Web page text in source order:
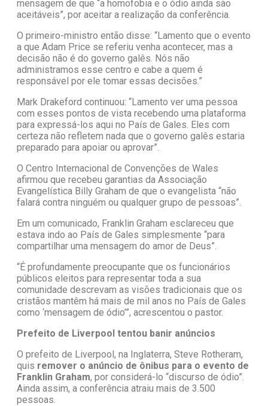
mensagem de que “a homofobia e o ódio ainda são
aceitáveis”, por aceitar a realização da conferência.
O primeiro-ministro então disse: “Lamento que o evento
a que Adam Price se referiu venha acontecer, mas a
decisão não é do governo galês. Nós não
administramos esse centro e cabe a quem é
responsável por ele tomar essas decisões.”
Mark Drakeford continuou: “Lamento ver uma pessoa
com esses pontos de vista recebendo uma plataforma
para expressá-los aqui no País de Gales. Eles com
certeza não refletem nada que o governo galês estaria
preparado para apoiar ou aprovar”.
O Centro Internacional de Convenções de Wales
afirmou que recebeu garantias da Associação
Evangelística Billy Graham de que o evangelista “não
falará contra ninguém ou qualquer grupo de pessoas”.
Em um comunicado, Franklin Graham esclareceu que
estava indo ao País de Gales simplesmente “para
compartilhar uma mensagem do amor de Deus”.
“É profundamente preocupante que os funcionários
públicos eleitos para representar toda a sua
comunidade descrevam as visões tradicionais que os
cristãos mantêm há mais de mil anos no País de Gales
como ‘mensagem de ódio’”, acrescentou o pastor.
Prefeito de Liverpool tentou banir anúncios
O prefeito de Liverpool, na Inglaterra, Steve Rotheram,
quis remover o anúncio de ônibus para o evento de
Franklin Graham, por considerá-lo “discurso de ódio”.
Ainda assim, a conferência atraiu mais de 3.500
pessoas.